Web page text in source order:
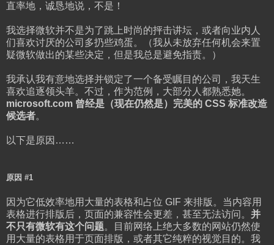
直率地，诚恳地说，不是！
我选择微软并不是为了跳上时尚的抨击讲坛，或者向业内人
们喜欢讨厌的公司多扔些鸡蛋。（我从未放弃任何机会来置
疑微软做出的某些决定，但是我总是避免指责。）
我承认我有意地选择并锁定了一个备受瞩目的公司，我天生
喜欢追逐领头羊。不过，作为范例，大部分人都熟悉她。
microsoft.com 曾经是（现在仍然是）完美的 CSS 标准改造
候选者。
以下是原因……
原因 #1
因为它低效率地用大量的表格和占位 GIF 来排版。当内容用
表格进行排版后，页面的兼容性会更差，甚至无法访问。 并
不只有微软有这个问题。目前网络上绝大多数的网站仍然使
用大量的表格用于页面排版，或者其它纯粹的视觉目的。我